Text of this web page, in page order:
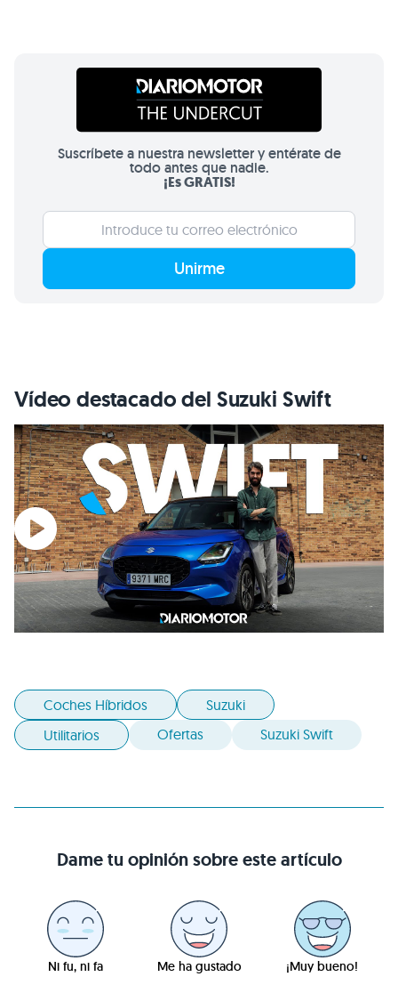
Suscríbete a nuestra newsletter y entérate de
todo antes que nadie.
¡Es GRATIS!
Unirme
Vídeo destacado del Suzuki Swift
Coches Híbridos
Suzuki
Utilitarios
Ofertas Suzuki Swift
Dame tu opinión sobre este artículo
Ni fu, ni fa Me ha gustado ¡Muy bueno!